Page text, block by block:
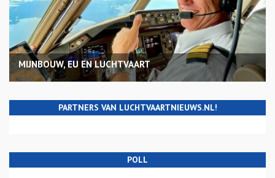
MIJNBOUW, EU EN LUCHTVAART
PARTNERS VAN LUCHTVAARTNIEUWS.NL!
POLL